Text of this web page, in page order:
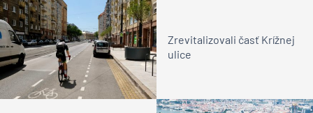
Zrevitalizovali časť Krížnej
ulice